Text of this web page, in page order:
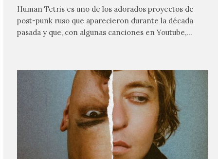
Human Tetris es uno de los adorados proyectos de
post-punk ruso que aparecieron durante la década
pasada y que, con algunas canciones en Youtube,